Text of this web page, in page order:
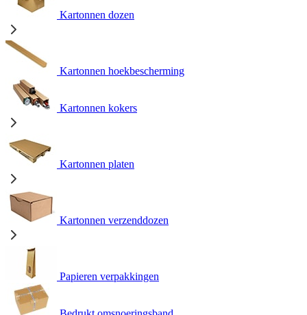
Kartonnen dozen
Kartonnen hoekbescherming
Kartonnen kokers
Kartonnen platen
Kartonnen verzenddozen
Papieren verpakkingen